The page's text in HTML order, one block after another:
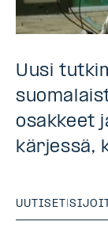
Uusi
osakkeet
kärjessä,
UUTISET